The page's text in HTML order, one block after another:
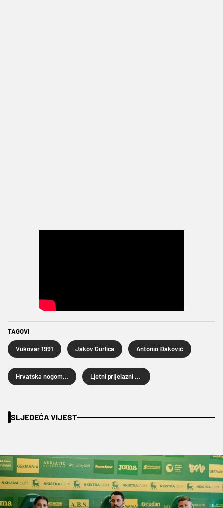
TAGOVI
Vukovar 1991 Jakov Gurlica Antonio Đaković
SLJEDEĆA VIJEST